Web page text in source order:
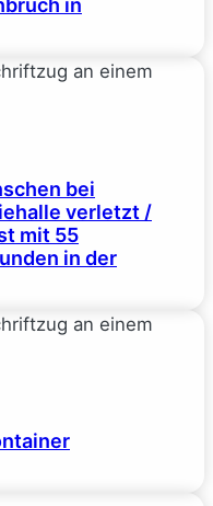
in
bei
verletzt /
mit 55
in der